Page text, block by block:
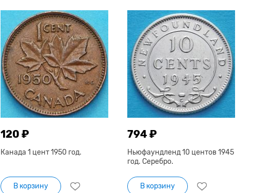
120 ₽
Канада 1 цент 1950 год.
В корзину
794 ₽
Ньюфаундленд 10 центов 1945
год. Серебро.
В корзину